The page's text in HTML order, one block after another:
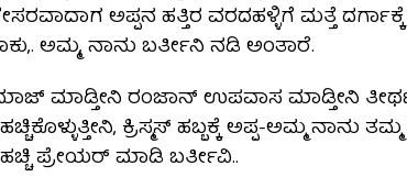
ಅಪ್ಪನ ಹತ್ತಿರ ವರದಹಳ್ಳಿಗೆ ಮತ್ತೆ
ಅಮ್ಮ, ನಾನು ಬರ್ತೀನಿ ನಡಿ ಅಂತಾರೆ.
ಮಾಡ್ತೀನಿ ರಂಜಾನ್ ಉಪವಾಸ ಮಾಡ್ತೀನಿ
ಕ್ರಿಸ್ಮಸ್ ಹಬ್ಬಕ್ಕೆ ಅಪ್ಪ-ಅಮ್ಮ
ಪ್ರೇಯರ್ ಮಾಡಿ ಬರ್ತೀವಿ..